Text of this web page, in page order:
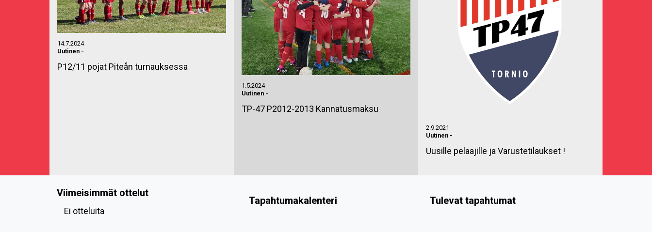
14.7.2024
Uutinen -
P12/11 pojat Piteån turnauksessa
1.5.2024
Uutinen -
TP-47 P2012-2013 Kannatusmaksu
2.9.2021
Uutinen -
Uusille pelaajille ja Varustetilaukset !
Viimeisimmät ottelut
Ei otteluita
Tapahtumakalenteri Tulevat tapahtumat